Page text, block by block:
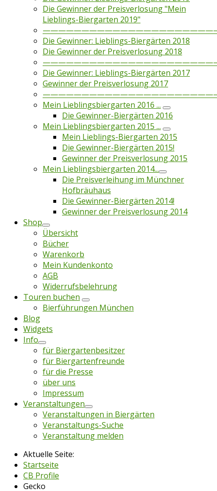
Die Gewinner der Preisverlosung "Mein
Lieblings-Biergarten 2019"
Die Gewinner: Lieblings-Biergärten 2018
Die Gewinner der Preisverlosung 2018
Die Gewinner: Lieblings-Biergärten 2017
Gewinner der Preisverlosung 2017
Mein Lieblingsbiergarten 2016 ...
Die Gewinner-Biergärten 2016
Mein Lieblingsbiergarten 2015 ...
Mein Lieblings-Biergarten 2015
Die Gewinner-Biergärten 2015!
Gewinner der Preisverlosung 2015
Mein Lieblingsbiergarten 2014...
Die Preisverleihung im Münchner
Hofbräuhaus
Die Gewinner-Biergärten 2014!
Gewinner der Preisverlosung 2014
Shop
Übersicht
Bücher
Warenkorb
Mein Kundenkonto
AGB
Widerrufsbelehrung
Touren buchen
Bierführungen München
Blog
Widgets
Info
für Biergartenbesitzer
für Biergartenfreunde
für die Presse
über uns
Impressum
Veranstaltungen
Veranstaltungen in Biergärten
Veranstaltungs-Suche
Veranstaltung melden
Aktuelle Seite:
Startseite
CB Profile
Gecko